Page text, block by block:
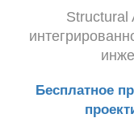
Structural
Бесплатное